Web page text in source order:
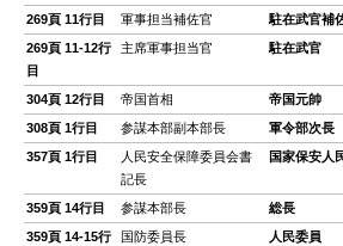
269頁 11行目
軍事担当補佐官
駐在武官補
269頁 11-12行
目
主席軍事担当官 駐在武官
304頁 12行目 帝国首相
帝国元帥
308頁 1行目
参謀本部副本部長
軍令部次長
357頁 1行目
人民安全保障委員会書
記長
国家保安人
359頁 14行目 参謀本部長
総長
359頁 14-15行
国防委員長 人民委員